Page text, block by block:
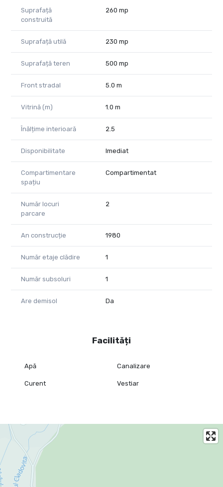
Suprafață
construită
260 mp
Suprafață utilă 230 mp
Suprafață teren 500 mp
Front stradal 5.0 m
Vitrină (m) 1.0 m
Înălțime interioară 2.5
Disponibilitate Imediat
Compartimentare
spațiu
Compartimentat
Număr locuri
parcare
2
An construcție 1980
Număr etaje clădire 1
Număr subsoluri 1
Are demisol Da
Facilități
Apă Canalizare
Curent Vestiar